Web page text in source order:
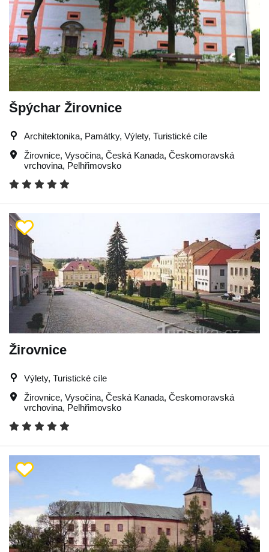
Špýchar Žirovnice
Architektonika, Památky, Výlety, Turistické cíle
Žirovnice, Vysočina, Česká Kanada, Českomoravská
vrchovina, Pelhřimovsko
Žirovnice
Výlety, Turistické cíle
Žirovnice, Vysočina, Česká Kanada, Českomoravská
vrchovina, Pelhřimovsko